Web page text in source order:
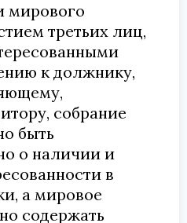
мирового
третьих лиц,
к должнику,
собрание
быть
о наличии и
в
а мировое
содержать